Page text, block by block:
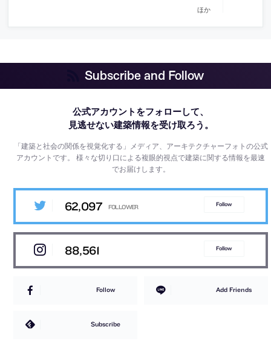
ほか
Subscribe and Follow
公式アカウントをフォローして、
見逃せない建築情報を受け取ろう。
「建築と社会の関係を視覚化する」メディア、アーキテクチャーフォトの公式
アカウントです。様々な切り口による複眼的視点で建築に関する情報を最速
でお届けします。
62,097 Follow
88,561 Follow
Follow Add Friends
Subscribe